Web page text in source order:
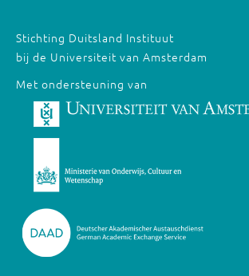
Stichting Duitsland Instituut
bij de Universiteit van Amsterdam
Met ondersteuning van